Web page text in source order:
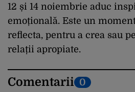
12 și 14 noiembrie aduc
emoțională. Este un
reflecta, pentru a crea sau
relații apropiate.
Comentarii 0